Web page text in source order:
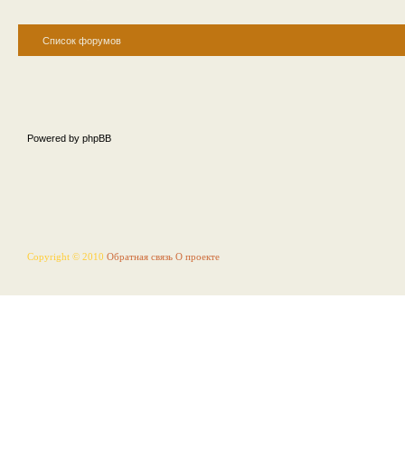
Список форумов
Powered by phpBB
Copyright © 2010 Обратная связь О проекте